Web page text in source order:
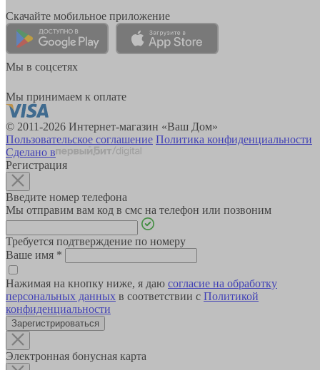
Скачайте мобильное приложение
Мы в соцсетях
Мы принимаем к оплате
© 2011-2026 Интернет-магазин «Ваш Дом»
Пользовательское соглашение Политика конфиденциальности
Сделано в
Регистрация
Введите номер телефона
Мы отправим вам код в смс на телефон или позвоним
Требуется подтверждение по номеру
Ваше имя *
Нажимая на кнопку ниже, я даю согласие на обработку
персональных данных в соответствии с Политикой
конфиденциальности
Зарегистрироваться
Электронная бонусная карта